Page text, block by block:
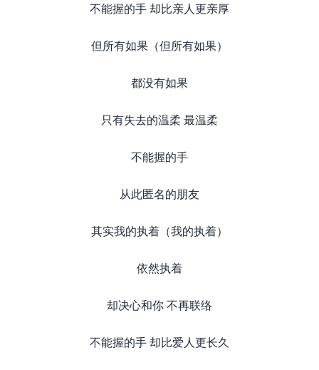
不能握的手 却比亲人更亲厚
但所有如果（但所有如果）
都没有如果
只有失去的温柔 最温柔
不能握的手
从此匿名的朋友
其实我的执着（我的执着）
依然执着
却决心和你 不再联络
不能握的手 却比爱人更长久